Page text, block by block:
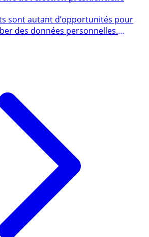
d’identité des Mairies
de l’élection présidentielle
des données personnelles.